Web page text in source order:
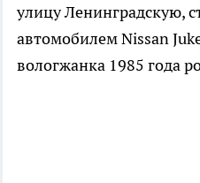
улицу Ленинградскую,
автомобилем Nissan
вологжанка 1985 года